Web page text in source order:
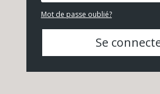
Mot de passe oublié?
Se